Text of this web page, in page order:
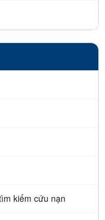
kiếm cứu nạn